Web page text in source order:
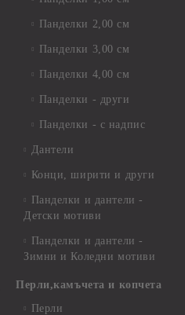
Панделки 2,00 см
Панделки 3,00 см
Панделки 4,00 см
Панделки - други
Панделки - с надпис
Дантели
Конци, ширити и други
Панделки и дантели -
Детски мотиви
Панделки и дантели -
Зимни и Коледни мотиви
Перли,камъчета и копчета
Перли